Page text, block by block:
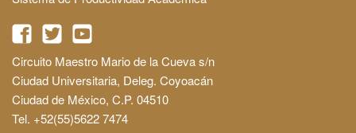
Circuito Maestro Mario de la Cueva s/n
Ciudad Universitaria, Deleg. Coyoacán
Ciudad de México, C.P. 04510
Tel. +52(55)5622 7474